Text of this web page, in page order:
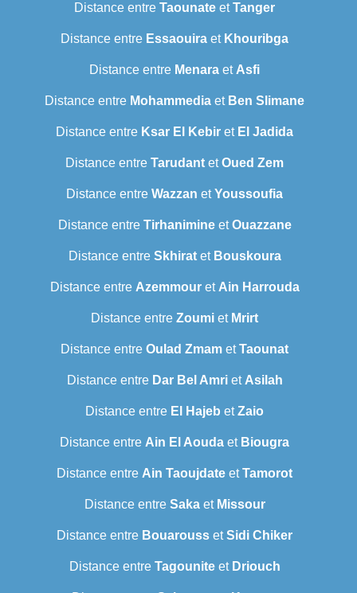
Distance entre Taounate etTanger
Distance entre Essaouira et Khouribga
Distance entre Menara et Asfi
Distance entre Mohammedia et Ben Slimane
Distance entre Ksar El Kebir et El Jadida
Distance entre Tarudant etOued Zem
Distance entre Wazzan etYoussoufia
Distance entre TirhanimineetOuazzane
Distance entre Skhiratet Bouskoura
Distance entre Azemmouret Ain Harrouda
Distance entre Zoumi et Mrirt
Distance entre Oulad Zmam etTaounat
Distance entre Dar Bel Amriet Asilah
Distance entre El Hajeb etZaio
Distance entre Ain El Aouda et Biougra
Distance entre Ain Taoujdate etTamorot
Distance entre Sakaet Missour
Distance entre Bouarouss etSidi Chiker
Distance entre Tagouniteet Driouch